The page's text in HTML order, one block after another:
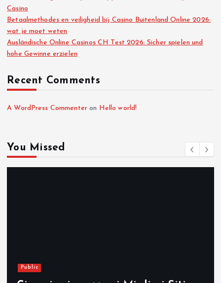
Casino
Betaalmethodes en veiligheid bij Casino Buitenland Online 2026:
wat je moet weten
Ausländische Online Casinos CH Test 2026: Sicher spielen und
hohe Gewinne erzielen
Recent Comments
A WordPress Commenter on Hello world!
You Missed
Public